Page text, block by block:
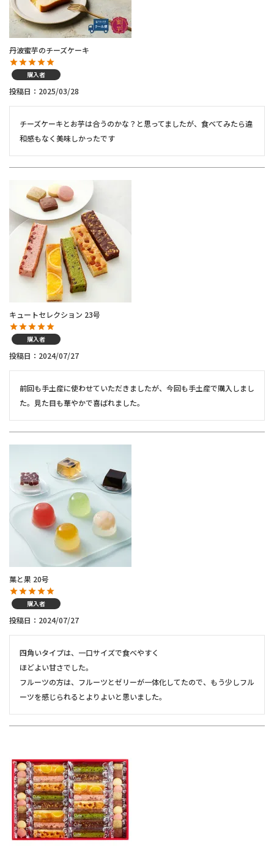
丹波蜜芋のチーズケーキ
購入者
投稿日 2025/03/28
チーズケーキとお芋は合うのかな？と思ってましたが、食べてみたら違
和感もなく美味しかったです
キュートセレクション 23号
購入者
投稿日 2024/07/27
前回も手土産に使わせていただきましたが、今回も手土産で購入しまし
た。見た目も華やかで喜ばれました。
菓と果 20号
購入者
投稿日 2024/07/27
四角いタイプは、一口サイズで食べやすく
ほどよい甘さでした。
フルーツの方は、フルーツとゼリーが一体化してたので、もう少しフル
ーツを感じられるとよりよいと思いました。